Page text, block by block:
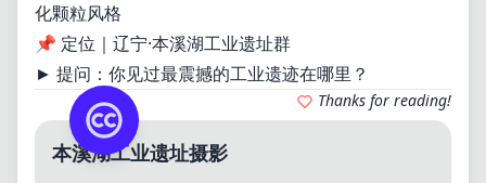
化颗粒风格
📌 定位｜辽宁·本溪湖工业遗址群
► 提问：你见过最震撼的工业遗迹在哪里？
Thanks for reading!
本溪湖工业遗址摄影